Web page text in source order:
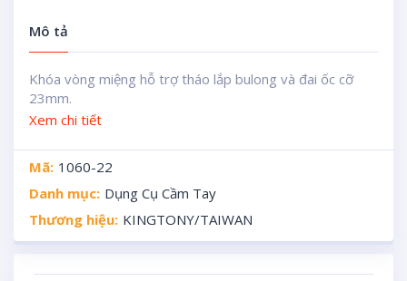
Mô tả
Khóa vòng miệng hỗ trợ tháo lắp bulong và đai ốc cỡ
23mm.
Xem chi tiết
Mã: 1060-22
Danh mục: Dụng Cụ Cầm Tay
Thương hiệu: KINGTONY/TAIWAN